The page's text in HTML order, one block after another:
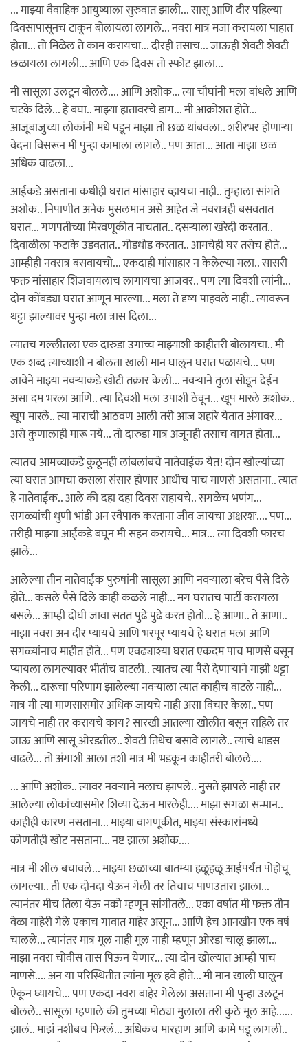
... माझ्या वैवाहिक आयुष्याला सुरुवात झाली... सासू आणि दीर पहिल्या
दिवसापासूनच टाकून बोलायला लागले... नवरा मात्र मजा करायला पाहात
होता... तो मिळेल ते काम करायचा... दीरही तसाच... जाऊही शेवटी शेवटी
छळायला लागली... आणि एक दिवस तो स्फोट झाला...
मी सासूला उलटून बोलले.... आणि अशोक... त्या चौघांनी मला बांधले आणि
चटके दिले... हे बघा.. माझ्या हातावरचे डाग... मी आक्रोशत होते...
आजूबाजुच्या लोकांनी मधे पडून माझा तो छळ थांबवला.. शरीरभर होणार्‍या
वेदना विसरून मी पुन्हा कामाला लागले.. पण आता... आता माझा छळ
अधिक वाढला...
आईकडे असताना कधीही घरात मांसाहार व्हायचा नाही.. तुम्हाला सांगते
अशोक.. निपाणीत अनेक मुसलमान असे आहेत जे नवरात्रही बसवतात
घरात... गणपतीच्या मिरवणूकीत नाचतात.. दसर्‍याला खरेदी करतात..
दिवाळीला फटाके उडवतात.. गोडधोड करतात.. आमचेही घर तसेच होते...
आम्हीही नवरात्र बसवायचो... एकदाही मांसाहार न केलेल्या मला.. सासरी
फक्त मांसाहार शिजवायलाच लागायचा आजवर.. पण त्या दिवशी त्यांनी...
दोन कोंबड्या घरात आणून मारल्या... मला ते दृष्य पाहवले नाही.. त्यावरून
थट्टा झाल्यावर पुन्हा मला त्रास दिला...
त्यातच गल्लीतला एक दारुडा उगाच्च माझ्याशी काहीतरी बोलायचा.. मी
एक शब्द त्याच्याशी न बोलता खाली मान घालून घरात पळायचे... पण
जावेने माझ्या नवर्‍याकडे खोटी तक्रार केली... नवर्‍याने तुला सोडून देईन
असा दम भरला आणि.. त्या दिवशी मला उपाशी ठेवून... खूप मारले अशोक..
खूप मारले.. त्या माराची आठवण आली तरी आज शहारे येतात अंगावर...
असे कुणालाही मारू नये... तो दारुडा मात्र अजूनही तसाच वागत होता...
त्यातच आमच्याकडे कुठूनही लांबलांबचे नातेवाईक येत! दोन खोल्यांच्या
त्या घरात आमचा कसला संसार होणार आधीच पाच माणसे असताना.. त्यात
हे नातेवाईक.. आले की दहा दहा दिवस राहायचे.. सगळेच भणंग...
सगळ्यांची धुणी भांडी अन स्वैपाक करताना जीव जायचा अक्षरशः.... पण...
तरीही माझ्या आईकडे बघून मी सहन करायचे... मात्र... त्या दिवशी फारच
झाले...
आलेल्या तीन नातेवाईक पुरुषांनी सासूला आणि नवर्‍याला बरेच पैसे दिले
होते... कसले पैसे दिले काही कळले नाही... मग घरातच पार्टी करायला
बसले... आम्ही दोघी जावा सतत पुढे पुढे करत होतो... हे आणा.. ते आणा..
माझा नवरा अन दीर प्यायचे आणि भरपूर प्यायचे हे घरात मला आणि
सगळ्यांनाच माहीत होते... पण एवढ्याश्या घरात एकदम पाच माणसे बसून
प्यायला लागल्यावर भीतीच वाटली.. त्यातच त्या पैसे देणार्‍याने माझी थट्टा
केली... दारूचा परिणाम झालेल्या नवर्‍याला त्यात काहीच वाटले नाही...
मात्र मी त्या माणसासमोर अधिक जायचे नाही असा विचार केला.. पण
जायचे नाही तर करायचे काय? सारखी आतल्या खोलीत बसून राहिले तर
जाऊ आणि सासू ओरडतील.. शेवटी तिथेच बसावे लागले.. त्याचे धाडस
वाढले... तो अंगाशी आला तशी मात्र मी भडकून काहीतरी बोलले....
... आणि अशोक.. त्यावर नवर्‍याने मलाच झापले.. नुसते झापले नाही तर
आलेल्या लोकांच्यासमोर शिव्या देऊन मारलेही.... माझा सगळा सन्मान..
काहीही कारण नसताना... माझ्या वागणूकीत, माझ्या संस्कारांमध्ये
कोणतीही खोट नसताना... नष्ट झाला अशोक....
मात्र मी शील बचावले... माझ्या छळाच्या बातम्या हळूहळू आईपर्यंत पोहोचू
लागल्या.. ती एक दोनदा येऊन गेली तर तिचाच पाणउतारा झाला...
त्यानंतर मीच तिला येऊ नको म्हणून सांगीतले... एका वर्षात मी फक्त तीन
वेळा माहेरी गेले एकाच गावात माहेर असून... आणि हेच आनखीन एक वर्ष
चालले... त्यानंतर मात्र मूल नाही मूल नाही म्हणून ओरडा चालू झाला...
माझा नवरा चोवीस तास पिऊन येणार... त्या दोन खोल्यात आम्ही पाच
माणसे.... अन या परिस्थितीत त्यांना मूल हवे होते... मी मान खाली घालून
ऐकून घ्यायचे... पण एकदा नवरा बाहेर गेलेला असताना मी पुन्हा उलटून
बोलले.. सासूला म्हणाले की तुमच्या मोठ्या मुलाला तरी कुठे मूल आहे......
झालं.. माझं नशीबच फिरलं... अधिकच मारहाण आणि कामे पडू लागली..